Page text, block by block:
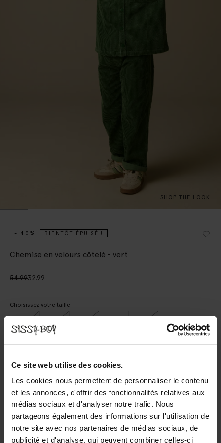
Ce site web utilise des cookies.
Les cookies nous permettent de personnaliser le contenu
et les annonces, d'offrir des fonctionnalités relatives aux
médias sociaux et d'analyser notre trafic. Nous
partageons également des informations sur l'utilisation de
notre site avec nos partenaires de médias sociaux, de
publicité et d'analyse, qui peuvent combiner celles-ci
SHOP THE LOOK
- 40% BIENTÔT ÉPUISÉ !
Chemise en velours côtelé - vert
54.9932.99
Choisissez votre taille
AJOUTER AU PANIER
Livraison rapide
DESCRIPTION